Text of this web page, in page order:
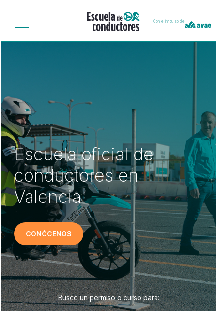
Con el impulso de
Escuela oficial de
conductores en
Valencia
CONÓCENOS
Busco un permiso o curso para: